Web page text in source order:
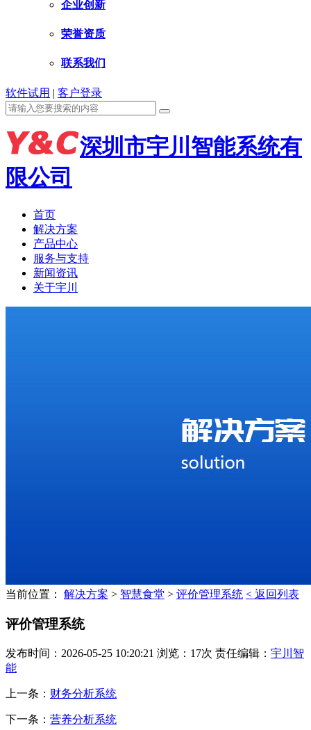
企业创新
荣誉资质
联系我们
软件试用 | 客户登录
深圳市宇川智能系统有
限公司
首页
解决方案
产品中心
服务与支持
新闻资讯
关于宇川
当前位置： 解决方案 > 智慧食堂 > 评价管理系统 < 返回列表
评价管理系统
发布时间：2026-05-25 10:20:21 浏览：17次 责任编辑： 宇川智
能
上一条： 财务分析系统
下一条： 营养分析系统